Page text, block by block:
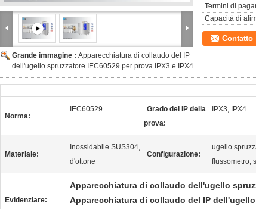
Grande immagine : Apparecchiatura di collaudo del IP
dell'ugello spruzzatore IEC60529 per prova IPX3 e IPX4
Termini di
Capacità di
Contatto
Norma:
IEC60529
Grado del IP della
prova:
IPX3, IPX4
Materiale:
Inossidabile SUS304,
d'ottone
Configurazione:
ugello
flussometro,
Evidenziare:
Apparecchiatura di collaudo dell'ugello
Apparecchiatura di collaudo del IP